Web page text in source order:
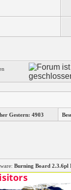
Gestern: 4903
Burning Board